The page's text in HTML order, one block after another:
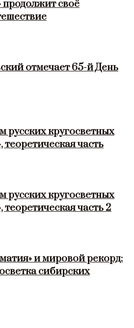
продолжит своё
отмечает 65-й День
русских кругосветных
часть
русских кругосветных
часть 2
и мировой рекорд:
сибирских